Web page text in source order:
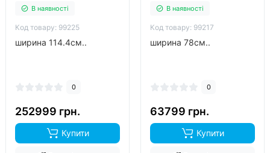
В наявності
Код товару: 99225
ширина 114.4см..
0
252999 грн.
Купити
В наявності
Код товару: 99217
ширина 78см..
0
63799 грн.
Купити